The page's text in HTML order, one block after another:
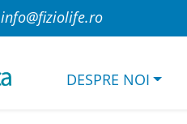
info@fiziolife.ro
DESPRE NOI